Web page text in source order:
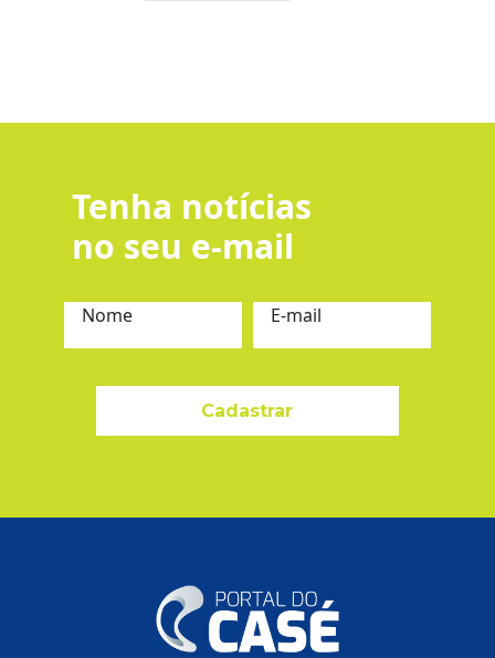
Tenha notícias
no seu e-mail
Nome E-mail
Cadastrar